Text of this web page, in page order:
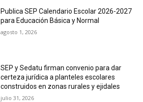
Publica SEP Calendario Escolar 2026-2027
para Educación Básica y Normal
agosto 1, 2026
SEP y Sedatu firman convenio para dar
certeza jurídica a planteles escolares
construidos en zonas rurales y ejidales
julio 31, 2026